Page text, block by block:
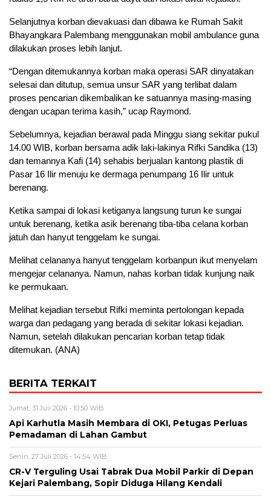
Selanjutnya korban dievakuasi dan dibawa ke Rumah Sakit
Bhayangkara Palembang menggunakan mobil ambulance guna
dilakukan proses lebih lanjut.
“Dengan ditemukannya korban maka operasi SAR dinyatakan
selesai dan ditutup, semua unsur SAR yang terlibat dalam
proses pencarian dikembalikan ke satuannya masing-masing
dengan ucapan terima kasih,” ucap Raymond.
Sebelumnya, kejadian berawal pada Minggu siang sekitar pukul
14.00 WIB, korban bersama adik laki-lakinya Rifki Sandika (13)
dan temannya Kafi (14) sehabis berjualan kantong plastik di
Pasar 16 Ilir menuju ke dermaga penumpang 16 Ilir untuk
berenang.
Ketika sampai di lokasi ketiganya langsung turun ke sungai
untuk berenang, ketika asik berenang tiba-tiba celana korban
jatuh dan hanyut tenggelam ke sungai.
Melihat celananya hanyut tenggelam korbanpun ikut menyelam
mengejar celananya. Namun, nahas korban tidak kunjung naik
ke permukaan.
Melihat kejadian tersebut Rifki meminta pertolongan kepada
warga dan pedagang yang berada di sekitar lokasi kejadian.
Namun, setelah dilakukan pencarian korban tetap tidak
ditemukan. (ANA)
BERITA TERKAIT
Jumat, 31 Juli 2026 - 10:50 WIB
Api Karhutla Masih Membara di OKI, Petugas Perluas
Pemadaman di Lahan Gambut
Senin, 27 Juli 2026 - 14:54 WIB
CR-V Terguling Usai Tabrak Dua Mobil Parkir di Depan
Kejari Palembang, Sopir Diduga Hilang Kendali